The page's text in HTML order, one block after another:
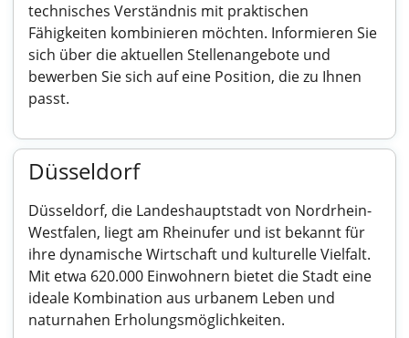
technisches Verständnis mit praktischen
Fähigkeiten kombinieren möchten. Informieren Sie
sich über die aktuellen Stellenangebote und
bewerben Sie sich auf eine Position, die zu Ihnen
passt.
Düsseldorf
Düsseldorf, die Landeshauptstadt von Nordrhein-
Westfalen, liegt am Rheinufer und ist bekannt für
ihre dynamische Wirtschaft und kulturelle Vielfalt.
Mit etwa 620.000 Einwohnern bietet die Stadt eine
ideale Kombination aus urbanem Leben und
naturnahen Erholungsmöglichkeiten.